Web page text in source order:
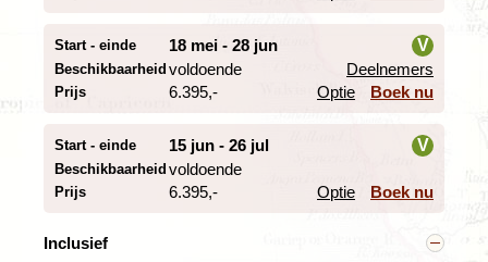
en neushoorns, maar we hebben ook aandacht voor
vogels, reptielen en de bijzondere planten. Houd je
verrekijker in de aanslag. Na onze laatste overnachting
in het zuiden van het park is het niet ver rijden naar de
drukke grenspost Komatipoort. Na de grensprocedure
vervolgen we onze weg in Mozambique. Bij Macaneta
bereiken we de prachtige Mozambikaanse kust. Witte
zandstranden, palmbomen en het azuurblauw van de
Indische oceaan doen ieder naar zijn camera grijpen
Wuivende palmen, witte stranden en
Start - einde 18 mei - 28 jun V
i
Beschikbaarheid voldoende Deelnemers
Prijs 6.395,- Optie Boek nu
Start - einde 15 jun - 26 jul V
i
Beschikbaarheid voldoende
Prijs 6.395,- Optie Boek nu
Inclusief